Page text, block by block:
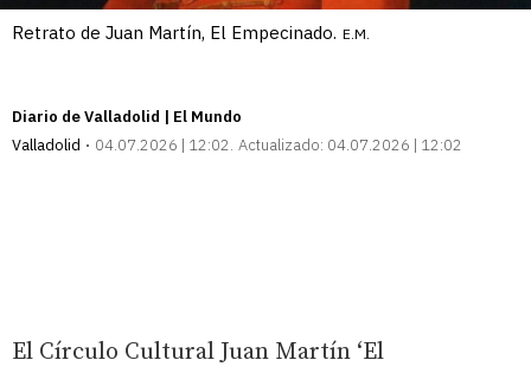
Retrato de Juan Martín, El Empecinado. E.M.
Diario de Valladolid | El Mundo
Valladolid
04.07.2026 | 12:02 Actualizado: 04.07.2026 | 12:02
El Círculo Cultural Juan Martín ‘El